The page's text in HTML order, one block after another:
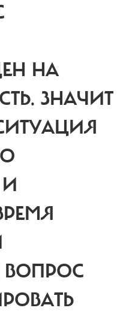
НА
ЗНАЧИТ